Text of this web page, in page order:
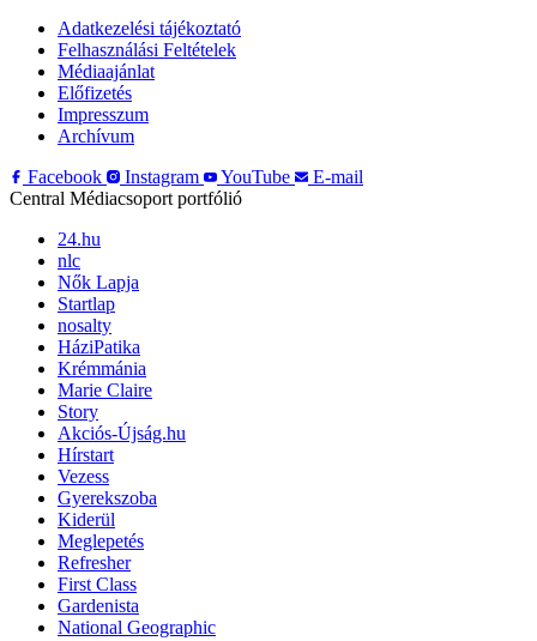
Adatkezelési tájékoztató
Felhasználási Feltételek
Médiaajánlat
Előfizetés
Impresszum
Archívum
Facebook
Instagram YouTube
E-mail
Central Médiacsoport portfólió
24.hu
nlc
Nők Lapja
Startlap
nosalty
HáziPatika
Krémmánia
Marie Claire
Story
Akciós-Újság.hu
Hírstart
Vezess
Gyerekszoba
Kiderül
Meglepetés
Refresher
First Class
Gardenista
National Geographic